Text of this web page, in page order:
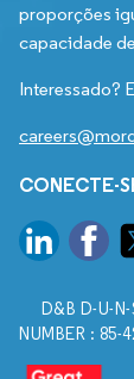
proporções
capacidade
Interessado?
CONECTE-
D&B D-U-
NUMBER : 85-